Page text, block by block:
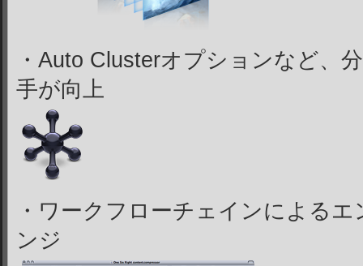
・Auto Clusterオプションなど、
手が向上
・ワークフローチェインによる
ンジ